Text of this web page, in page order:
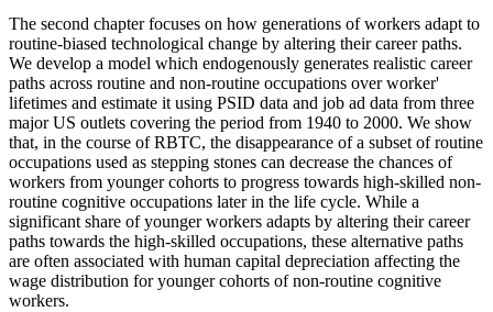
The second chapter focuses on how generations of workers adapt to
routine-biased technological change by altering their career paths.
We develop a model which endogenously generates realistic career
paths across routine and non-routine occupations over worker'
lifetimes and estimate it using PSID data and job ad data from three
major US outlets covering the period from 1940 to 2000. We show
that, in the course of RBTC, the disappearance of a subset of routine
occupations used as stepping stones can decrease the chances of
workers from younger cohorts to progress towards high-skilled non-
routine cognitive occupations later in the life cycle. While a
significant share of younger workers adapts by altering their career
paths towards the high-skilled occupations, these alternative paths
are often associated with human capital depreciation affecting the
wage distribution for younger cohorts of non-routine cognitive
workers.